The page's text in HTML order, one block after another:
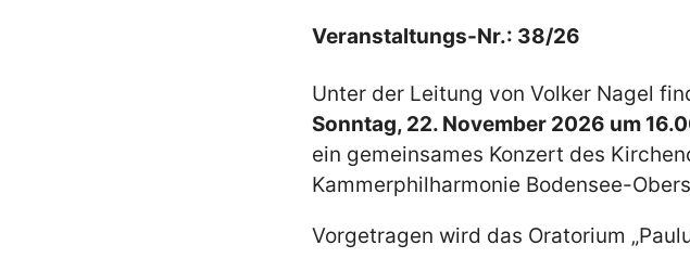
Veranstaltungs-Nr.: 38/26
Unter der Leitung von Volker Nagel
Sonntag, 22. November 2026 um
ein gemeinsames Konzert des
Kammerphilharmonie Bodensee-
Vorgetragen wird das Oratorium